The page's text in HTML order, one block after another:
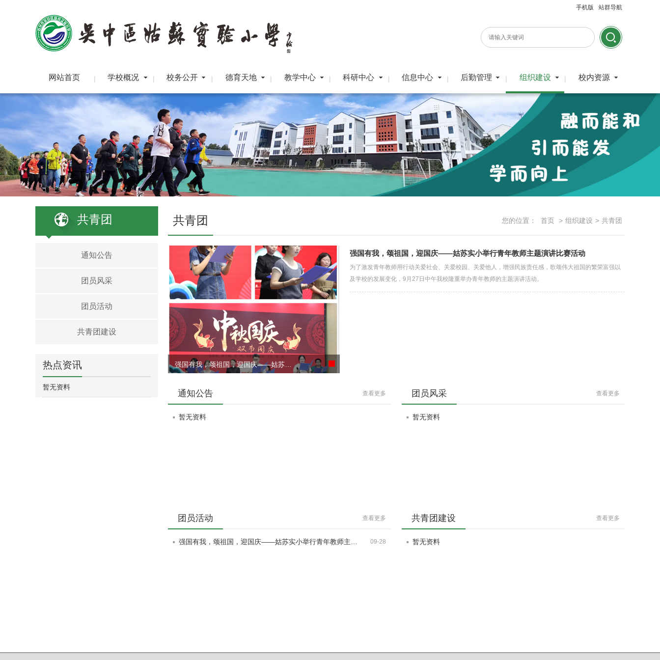
站群导航
手机版
网站首页 | 学校概况 | 校务公开 | 德育天地 | 教学中心 | 科研中心 | 信息中心 | 后勤管理 | 组织建设 | 校内资源
共青团
通知公告
团员风采
团员活动
共青团建设
热点资讯
暂无资料
您的位置： 首页 > 组织建设 > 共青团
共青团
强国有我，颂祖国，迎国庆——姑苏…
强国有我，颂祖国，迎国庆——姑苏实小举行青年教师主题演讲比赛活动
为了激发青年教师用行动关爱社会、关爱校园、关爱他人，增强民族责任感，歌颂伟大祖国的繁荣富强以
及学校的发展变化，9月27日中午我校隆重举办青年教师的主题演讲活动。
查看更多
通知公告
暂无资料
查看更多
团员风采
暂无资料
查看更多
团员活动
09-28
强国有我，颂祖国，迎国庆——姑苏实小举行青年教师主…
查看更多
共青团建设
暂无资料